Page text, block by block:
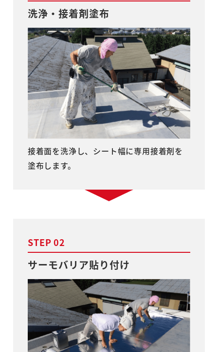
洗浄・接着剤塗布
接着面を洗浄し、シート幅に専用接着剤を
塗布します。
STEP 02
サーモバリア貼り付け